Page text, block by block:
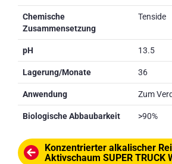
Chemische
Zusammensetzung
Tenside
pH 13.5
Lagerung/Monate 36
Anwendung Zum
Biologische Abbaubarkeit >90%
Konzentrierter alkalischer
Aktivschaum SUPER TRUCK